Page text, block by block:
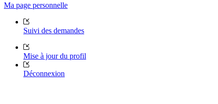
Ma page personnelle
Suivi des demandes
Mise à jour du profil
Déconnexion